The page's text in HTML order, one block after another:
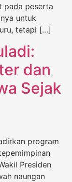
pada peserta
untuk
tetapi […]
dan
Sejak
program
Presiden
naungan